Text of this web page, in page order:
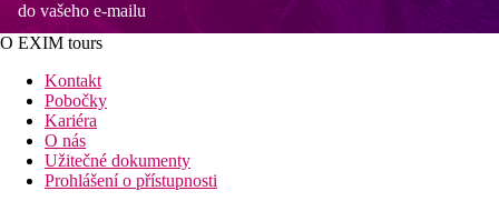
do vašeho e-mailu
O EXIM tours
Kontakt
Pobočky
Kariéra
O nás
Užitečné dokumenty
Prohlášení o přístupnosti